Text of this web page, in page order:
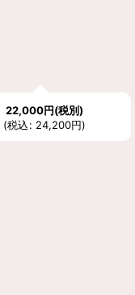
22,000円(税別)
(税込: 24,200円)